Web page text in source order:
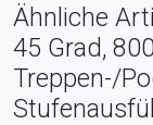
Ähnliche
45 Grad,
Treppen-/